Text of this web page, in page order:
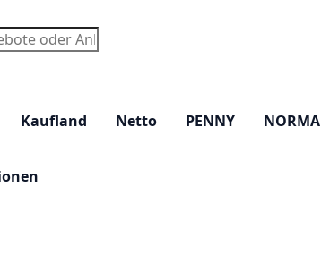
Kaufland Netto PENNY NORMA